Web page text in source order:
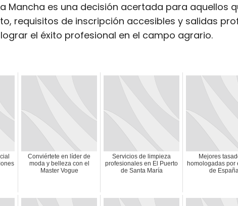
Mancha es una decisión acertada para aquellos
requisitos de inscripción accesibles y salidas
el éxito profesional en el campo agrario.
Conviértete en líder de
moda y belleza con el
Master Vogue
Servicios de limpieza
profesionales en El Puerto
de Santa María
Mejores
homologadas por
de